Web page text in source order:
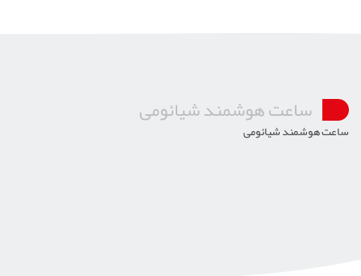
ساعت هوشمند شیائومی
ساعت هوشمند شیائومی